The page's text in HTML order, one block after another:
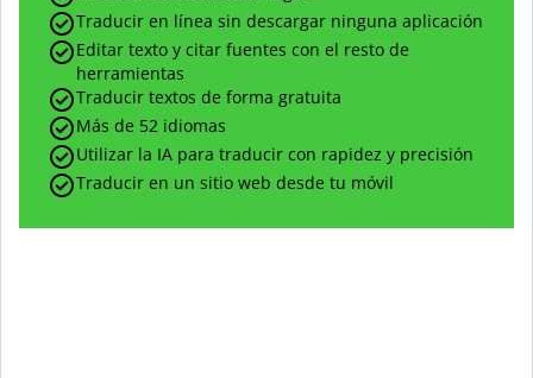
Traducir en línea sin descargar ninguna aplicación
Editar texto y citar fuentes con el resto de
herramientas
Traducir textos de forma gratuita
Más de 52 idiomas
Utilizar la IA para traducir con rapidez y precisión
Traducir en un sitio web desde tu móvil